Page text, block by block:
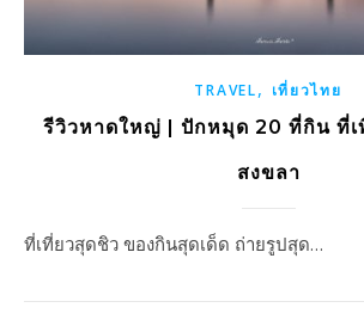
TRAVEL, เที่ยวไทย
รีวิวหาดใหญ่ | ปักหมุด 20 ที่กิน ที่
สงขลา
ที่เที่ยวสุดชิว ของกินสุดเด็ด ถ่ายรูปสุด…